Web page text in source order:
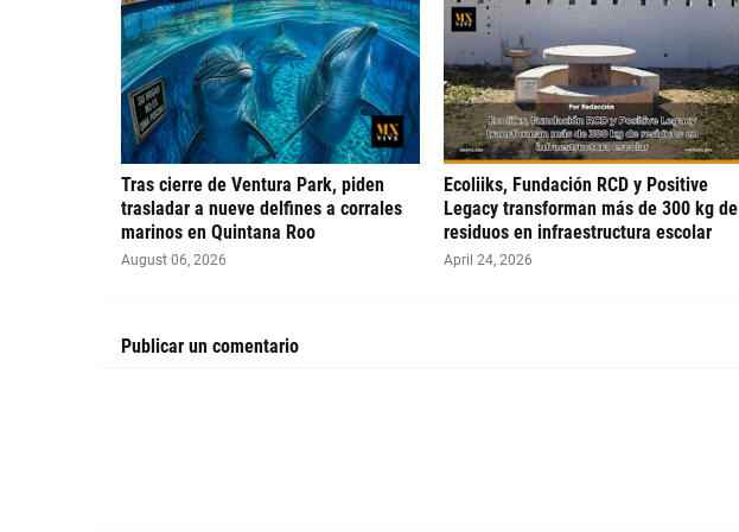
Tras cierre de Ventura Park, piden
trasladar a nueve delfines a corrales
marinos en Quintana Roo
August 06, 2026
Ecoliiks, Fundación RCD y Positive
Legacy transforman más de 300 kg de
residuos en infraestructura escolar
April 24, 2026
Publicar un comentario